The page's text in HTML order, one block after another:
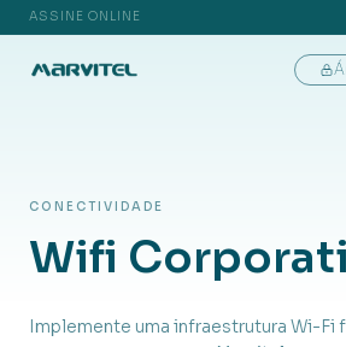
ASSINE ONLINE
CONECTIVIDADE
Wifi
Implemente uma infraestrutura Wi-Fi